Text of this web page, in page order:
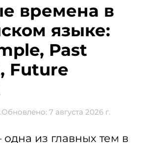
времена в
языке:
Past
Future
Обновлено: 7 августа 2026 г.
из главных тем в